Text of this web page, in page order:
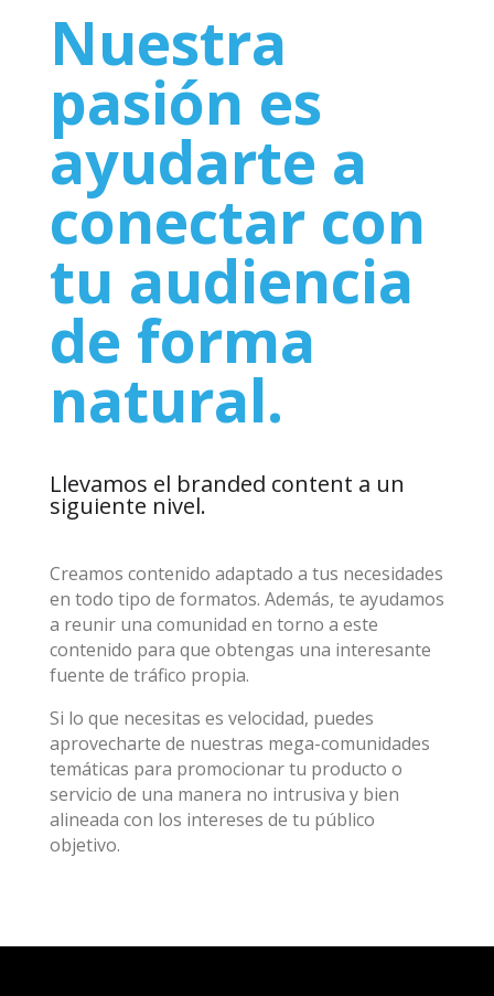
Nuestra
pasión es
ayudarte a
conectar con
tu audiencia
de forma
natural.
Llevamos el branded content a un
siguiente nivel.
Creamos contenido adaptado a tus necesidades
en todo tipo de formatos. Además, te ayudamos
a reunir una comunidad en torno a este
contenido para que obtengas una interesante
fuente de tráfico propia.
Si lo que necesitas es velocidad, puedes
aprovecharte de nuestras mega-comunidades
temáticas para promocionar tu producto o
servicio de una manera no intrusiva y bien
alineada con los intereses de tu público
objetivo.